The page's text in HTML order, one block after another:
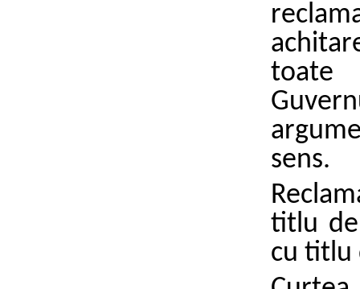
toate
sens.
titlu
cu titlu